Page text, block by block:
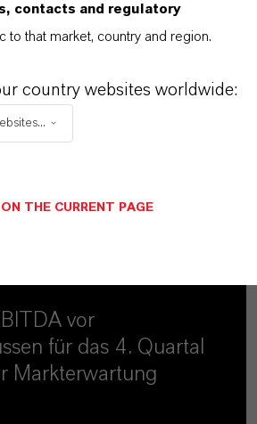
Andienungsrecht zur
seiner Anteile an
aus
vor
für das 4. Quartal
Markterwartung
contacts and regulatory
to that market, country and region.
country websites worldwide:
THE CURRENT PAGE